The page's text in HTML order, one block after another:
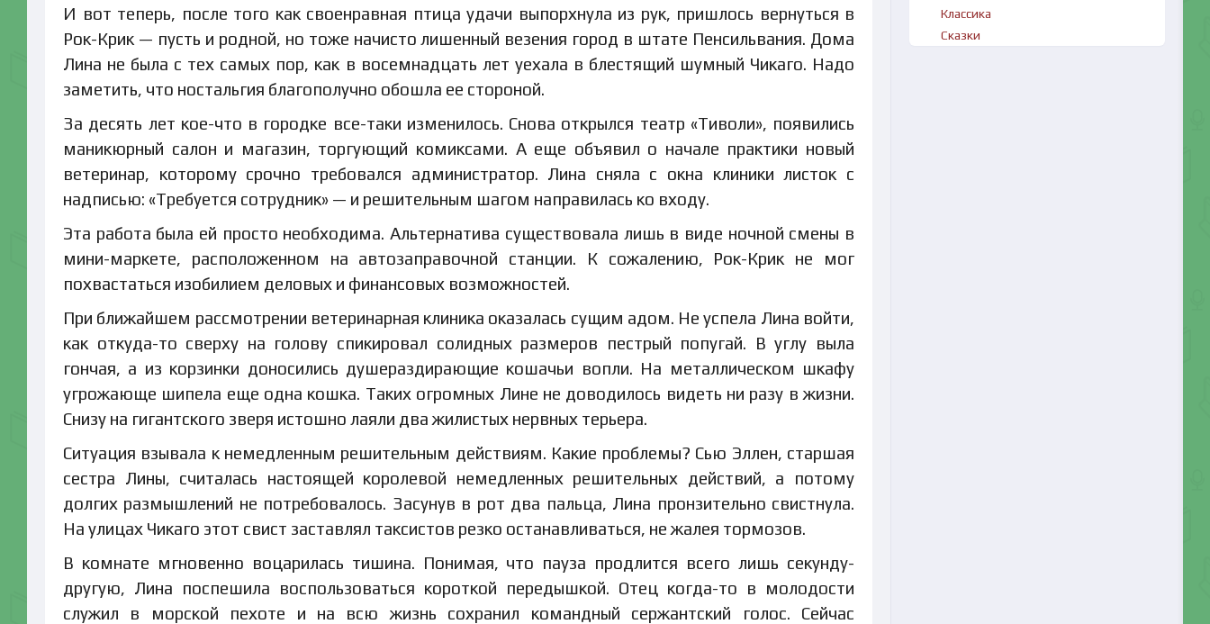
И вот теперь, после того как своенравная птица удачи выпорхнула из рук, пришлось вернуться в
Рок-Крик — пусть и родной, но тоже начисто лишенный везения город в штате Пенсильвания. Дома
Лина не была с тех самых пор, как в восемнадцать лет уехала в блестящий шумный Чикаго. Надо
заметить, что ностальгия благополучно обошла ее стороной.
За десять лет кое-что в городке все-таки изменилось. Снова открылся театр «Тиволи», появились
маникюрный салон и магазин, торгующий комиксами. А еще объявил о начале практики новый
ветеринар, которому срочно требовался администратор. Лина сняла с окна клиники листок с
надписью: «Требуется сотрудник» — и решительным шагом направилась ко входу.
Эта работа была ей просто необходима. Альтернатива существовала лишь в виде ночной смены в
мини-маркете, расположенном на автозаправочной станции. К сожалению, Рок-Крик не мог
похвастаться изобилием деловых и финансовых возможностей.
При ближайшем рассмотрении ветеринарная клиника оказалась сущим адом. Не успела Лина войти,
как откуда-то сверху на голову спикировал солидных размеров пестрый попугай. В углу выла
гончая, а из корзинки доносились душераздирающие кошачьи вопли. На металлическом шкафу
угрожающе шипела еще одна кошка. Таких огромных Лине не доводилось видеть ни разу в жизни.
Снизу на гигантского зверя истошно лаяли два жилистых нервных терьера.
Ситуация взывала к немедленным решительным действиям. Какие проблемы? Сью Эллен, старшая
сестра Лины, считалась настоящей королевой немедленных решительных действий, а потому
долгих размышлений не потребовалось. Засунув в рот два пальца, Лина пронзительно свистнула.
На улицах Чикаго этот свист заставлял таксистов резко останавливаться, не жалея тормозов.
В комнате мгновенно воцарилась тишина. Понимая, что пауза продлится всего лишь секунду-
другую, Лина поспешила воспользоваться короткой передышкой. Отец когда-то в молодости
служил в морской пехоте и на всю жизнь сохранил командный сержантский голос. Сейчас
Классика
Сказки